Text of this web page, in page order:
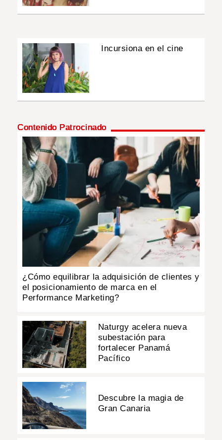
Incursiona en el cine
Contenido Patrocinado
¿Cómo equilibrar la adquisición de clientes y
el posicionamiento de marca en el
Performance Marketing?
Naturgy acelera nueva
subestación para
fortalecer Panamá
Pacífico
Descubre la magia de
Gran Canaria